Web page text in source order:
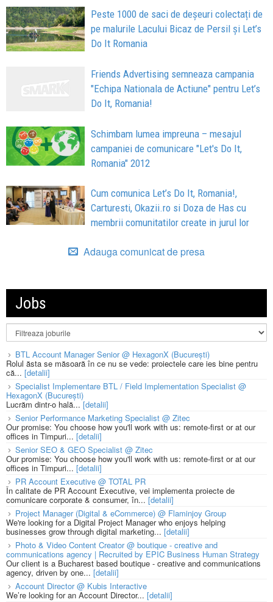
Peste 1000 de saci de deșeuri colectați de
pe malurile Lacului Bicaz de Persil și Let’s
Do It Romania
Friends Advertising semneaza campania
"Echipa Nationala de Actiune" pentru Let’s
Do It, Romania!
Schimbam lumea impreuna – mesajul
campaniei de comunicare "Let's Do It,
Romania" 2012
Cum comunica Let’s Do It, Romania!,
Carturesti, Okazii.ro si Doza de Has cu
membrii comunitatilor create in jurul lor
Adauga comunicat de presa
Jobs
BTL Account Manager Senior @ HexagonX (București)
Rolul ăsta se măsoară în ce nu se vede: proiectele care ies bine pentru
că... [detalii]
Specialist Implementare BTL / Field Implementation Specialist @
HexagonX (București)
Lucrăm dintr-o hală...[detalii]
Senior Performance Marketing Specialist @ Zitec
Our promise: You choose how you'll work with us: remote-first or at our
offices in Timpuri... [detalii]
Senior SEO & GEO Specialist @ Zitec
Our promise: You choose how you'll work with us: remote-first or at our
offices in Timpuri... [detalii]
PR Account Executive @ TOTAL PR
În calitate de PR Account Executive, vei implementa proiecte de
comunicare corporate & consumer, în... [detalii]
Project Manager (Digital & eCommerce) @ Flaminjoy Group
We're looking for a Digital Project Manager who enjoys helping
businesses grow through digital marketing... [detalii]
Photo & Video Content Creator @ boutique - creative and
communications agency | Recruited by EPIC Business Human Strategy
Our client is a Bucharest based boutique - creative and communications
agency, driven by one... [detalii]
Account Director @ Kubis Interactive
We’re looking for an Account Director... [detalii]